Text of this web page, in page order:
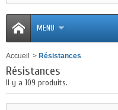
MENU
Accueil > Résistances
Résistances
Il y a 109 produits.